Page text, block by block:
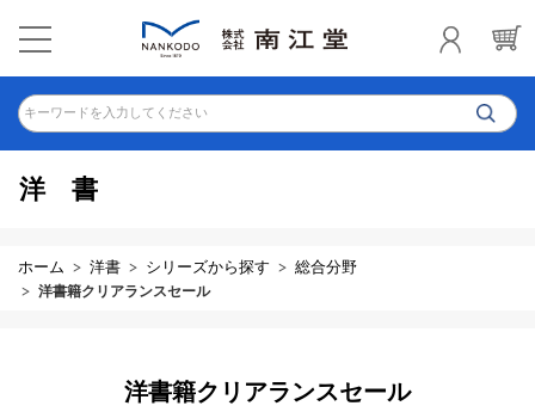
キーワードを入力してください
洋書
ホーム 洋書 シリーズから探す 総合分野
洋書籍クリアランスセール
洋書籍クリアランスセール